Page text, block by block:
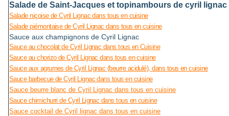
Salade de Saint-Jacques et topinambours de cyril
Salade niçoise de Cyril Lignac dans tous en cuisine
Salade piémontaise de Cyril Lignac dans tous en cuisine
Sauce aux champignons de Cyril Lignac
Sauce au chocolat de Cyril Lignac dans tous en Cuisine
Sauce au chorizo de Cyril Lignac dans tous en cuisine
Sauce aux agrumes de Cyril Lignac (beurre acidulé), dans tous en cuisine
Sauce barbecue de Cyril Lignac dans tous en cuisine
Sauce beurre blanc de Cyril Lignac dans tous en cuisine
Sauce chimichurri de Cyril Lignac dans tous en cuisine
Sauce cocktail de Cyril lignac dans tous en cuisine